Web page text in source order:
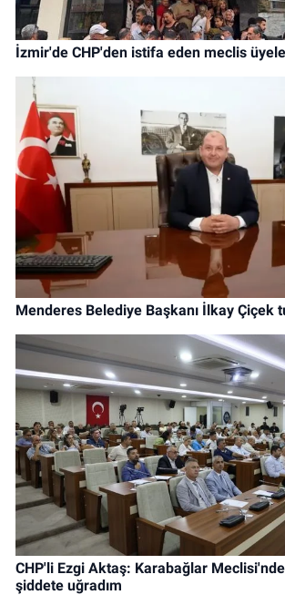
İzmir'de CHP'den istifa eden meclis
Menderes Belediye Başkanı İlkay Çiçek
CHP'li Ezgi Aktaş: Karabağlar
şiddete uğradım